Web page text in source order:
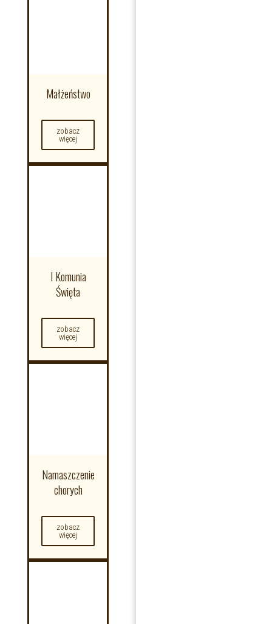
Małżeństwo
zobacz
więcej
I Komunia
Święta
zobacz
więcej
Namaszczenie
chorych
zobacz
więcej